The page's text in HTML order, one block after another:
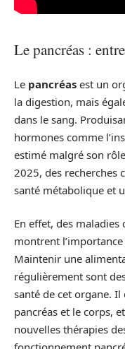
Le pancréas :
Le pancréas est un
la digestion, mais
dans le sang.
hormones comme
estimé malgré son
2025, des recherches
santé métabolique et
En effet, des
montrent
Maintenir une
régulièrement sont
santé de cet organe.
pancréas et le corps,
nouvelles thérapies